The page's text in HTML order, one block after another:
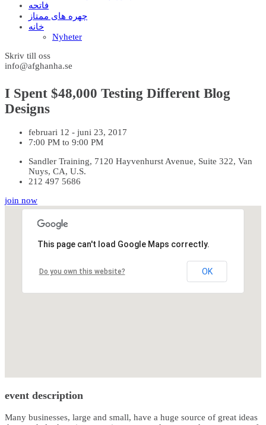
فاتحه
چهره های ممتاز
خانه
Nyheter
Skriv till oss
info@afghanha.se
I Spent $48,000 Testing Different Blog
Designs
februari 12 - juni 23, 2017
7:00 PM to 9:00 PM
Sandler Training, 7120 Hayvenhurst Avenue, Suite 322, Van
Nuys, CA, U.S.
212 497 5686
join now
This page can't load Google Maps correctly.
Do you own this website? OK
event description
Many businesses, large and small, have a huge source of great ideas